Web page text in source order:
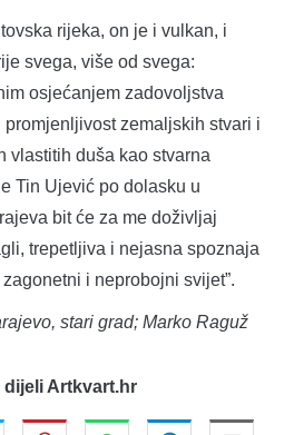
rijeka, on je i vulkan, i
svega, više od svega:
osjećanjem zadovoljstva
promjenljivost zemaljskih stvari i
vlastitih duša kao stvarna
Tin Ujević po dolasku u
bit će za me doživljaj
trepetljiva i nejasna spoznaja
i neprobojni svijet”.
stari grad; Marko Raguž
dijeli Artkvart.hr